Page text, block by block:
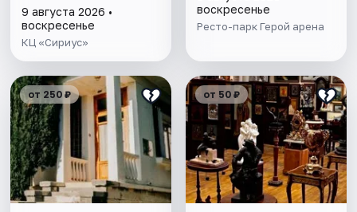
Эйфмана
9 августа 2026 •
воскресенье
КЦ «Сириус»
воскресенье
Ресто-парк Герой арена
от 250 ₽ от 50 ₽